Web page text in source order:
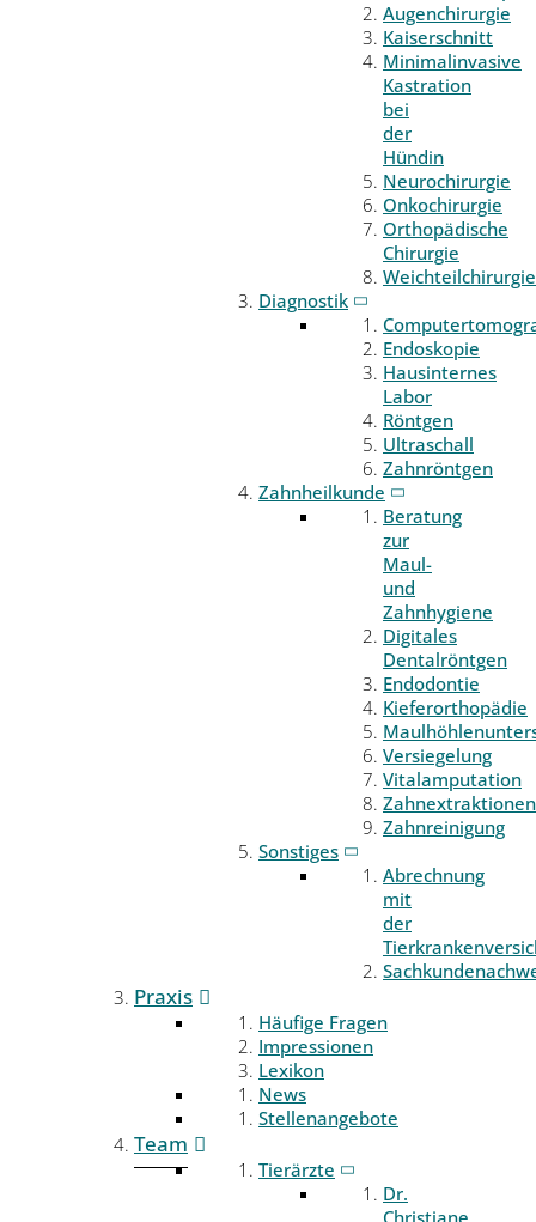
Augenchirurgie
Kaiserschnitt
Minimalinvasive
Kastration
bei
der
Hündin
Neurochirurgie
Onkochirurgie
Orthopädische
Chirurgie
Weichteilchirurgie
Diagnostik
Endoskopie
Hausinternes
Labor
Röntgen
Ultraschall
Zahnröntgen
Zahnheilkunde
Beratung
zur
Maul-
und
Zahnhygiene
Digitales
Dentalröntgen
Endodontie
Kieferorthopädie
Versiegelung
Vitalamputation
Zahnextraktionen
Zahnreinigung
Sonstiges
Abrechnung
mit
der
Praxis
Häufige Fragen
Impressionen
Lexikon
News
Stellenangebote
Team
Tierärzte
Dr.
Christiane